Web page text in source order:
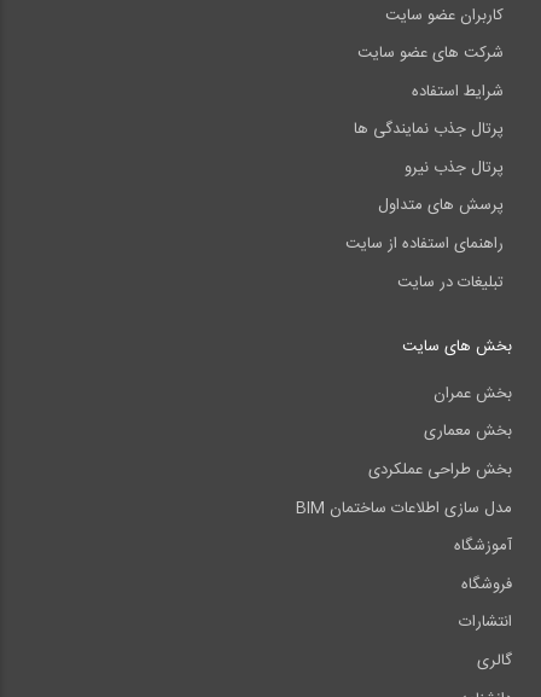
کاربران عضو سایت
شرکت های عضو سایت
شرایط استفاده
پرتال جذب نمایندگی ها
پرتال جذب نیرو
پرسش های متداول
راهنمای استفاده از سایت
تبلیغات در سایت
بخش های سایت
بخش عمران
بخش معماری
بخش طراحی عملکردی
مدل سازی اطلاعات ساختمان BIM
آموزشگاه
فروشگاه
انتشارات
گالری